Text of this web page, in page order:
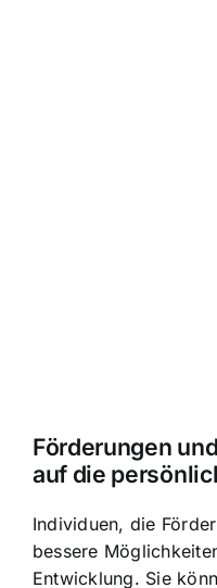
Förderungen
auf die
Individuen, die
bessere
Entwicklung. Sie